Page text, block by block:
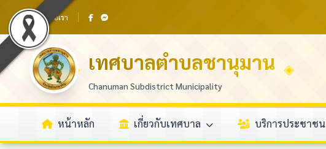
ติดต่อเรา
เทศบาลตำบลชานุมาน
Chanuman Subdistrict Municipality
หน้าหลัก เกี่ยวกับเทศบาล บริการประชาชน